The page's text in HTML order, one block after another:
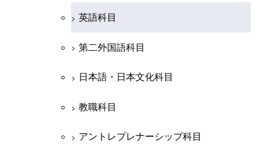
創造プロセス科目
共通専門科目
英語科目
第二外国語科目
日本語・日本文化科目
教職科目
アントレプレナーシップ科目